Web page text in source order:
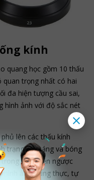
kính
quang học gồm 10 thấu
trọng nhất có hai
đa hiện tượng cầu sai,
hình ảnh với độ sắc nét
lên các thấu kính
trạng lóe sáng và bóng
điều kiện ngược
hình ảnh trung thực, tự